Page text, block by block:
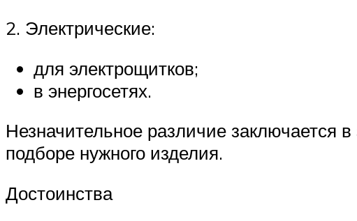
2. Электрические:
для электрощитков;
в энергосетях.
Незначительное различие заключается
подборе нужного изделия.
Достоинства